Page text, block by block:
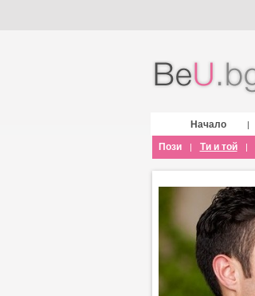
Начало |
Пози
| Ти и той |